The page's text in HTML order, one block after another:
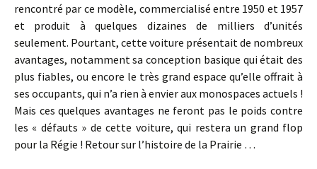
rencontré par ce modèle, commercialisé entre 1950 et 1957
et produit à quelques dizaines de milliers d’unités
seulement. Pourtant, cette voiture présentait de nombreux
avantages, notamment sa conception basique qui était des
plus fiables, ou encore le très grand espace qu’elle offrait à
ses occupants, qui n’a rien à envier aux monospaces actuels !
Mais ces quelques avantages ne feront pas le poids contre
les « défauts » de cette voiture, qui restera un grand flop
pour la Régie ! Retour sur l’histoire de la Prairie …